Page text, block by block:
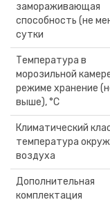
замораживающая
способность (не
сутки
Температура в
морозильной
режиме хранение
выше), °C
Климатический
температура
воздуха
Дополнительная
комплектация